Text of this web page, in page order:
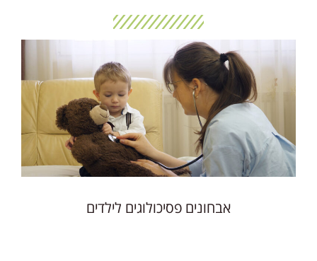
אבחונים פסיכולוגים לילדים